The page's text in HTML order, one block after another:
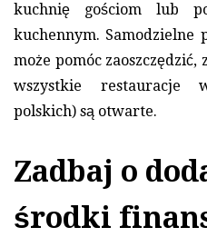
kuchnię gościom lub
kuchennym. Samodzielne
może pomóc zaoszczędzić,
wszystkie restauracje
polskich) są otwarte.
Zadbaj o
środki